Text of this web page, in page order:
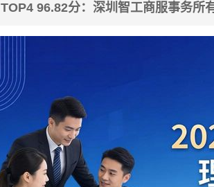
TOP4 96.82分：深圳智工商服事务所